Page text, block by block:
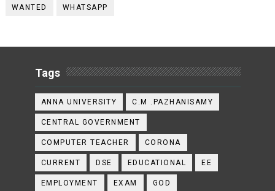
WANTED WHATSAPP
Tags
ANNA UNIVERSITY C.M .PAZHANISAMY
CENTRAL GOVERNMENT
COMPUTER TEACHER CORONA
CURRENT DSE EDUCATIONAL EE
EMPLOYMENT EXAM GOD